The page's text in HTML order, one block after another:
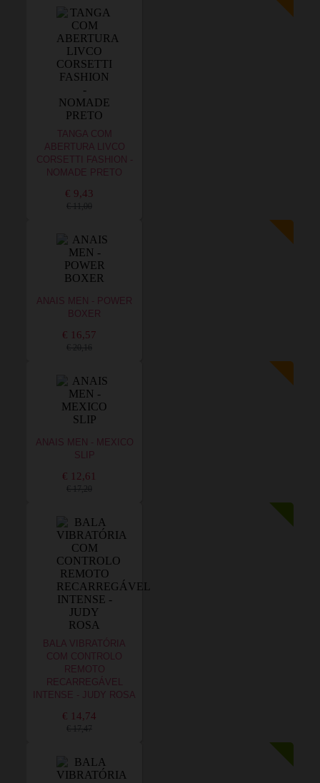
TANGA COM
ABERTURA LIVCO
CORSETTI FASHION -
NOMADE PRETO
€ 9,43
€ 11,00
ANAIS MEN - POWER
BOXER
€ 16,57
€ 20,16
ANAIS MEN - MEXICO
SLIP
€ 12,61
€ 17,20
BALA VIBRATÓRIA
COM CONTROLO
REMOTO
RECARREGÁVEL
INTENSE - JUDY ROSA
€ 14,74
€ 17,47